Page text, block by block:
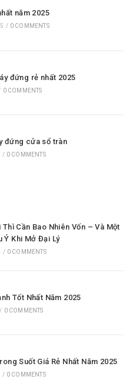
năm 2025
/ 0 COMMENTS
đứng rẻ nhất 2025
0 COMMENTS
đứng cửa sổ tràn
/ 0 COMMENTS
Thì Cần Bao Nhiên Vốn – Và Một
Ý Khi Mở Đại Lý
/ 0 COMMENTS
Tốt Nhất Năm 2025
/ 0 COMMENTS
Suốt Giá Rẻ Nhất Năm 2025
/ 0 COMMENTS